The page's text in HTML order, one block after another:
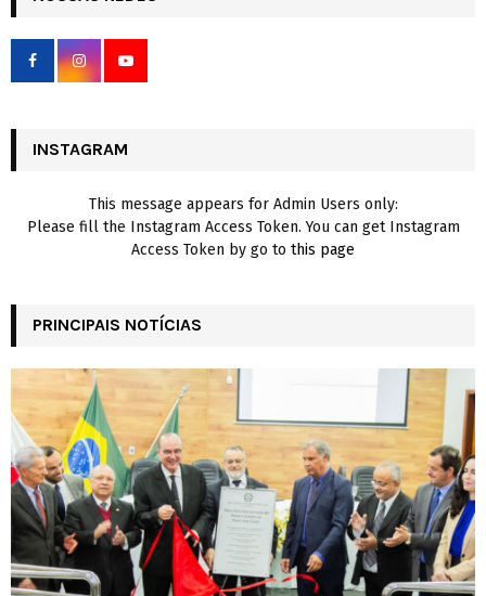
h
f
r
INSTAGRAM
This message appears for Admin Users only:
Please fill the Instagram Access Token. You can get Instagram
Access Token by go to this page
PRINCIPAIS NOTÍCIAS